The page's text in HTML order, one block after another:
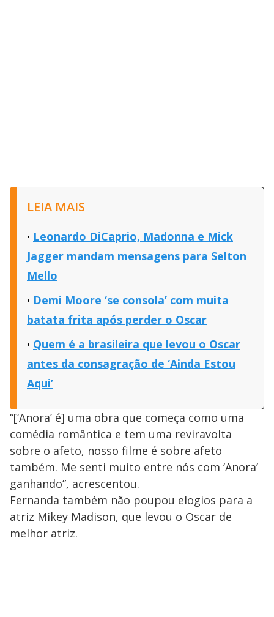
LEIA MAIS
Leonardo DiCaprio, Madonna e Mick
Jagger mandam mensagens para Selton
Mello
Demi Moore ‘se consola’ com muita
batata frita após perder o Oscar
Quem é a brasileira que levou o Oscar
antes da consagração de ‘Ainda Estou
Aqui’
“[‘Anora’ é] uma obra que começa como uma
comédia romântica e tem uma reviravolta
sobre o afeto, nosso filme é sobre afeto
também. Me senti muito entre nós com ‘Anora’
ganhando”, acrescentou.
Fernanda também não poupou elogios para a
atriz Mikey Madison, que levou o Oscar de
melhor atriz.